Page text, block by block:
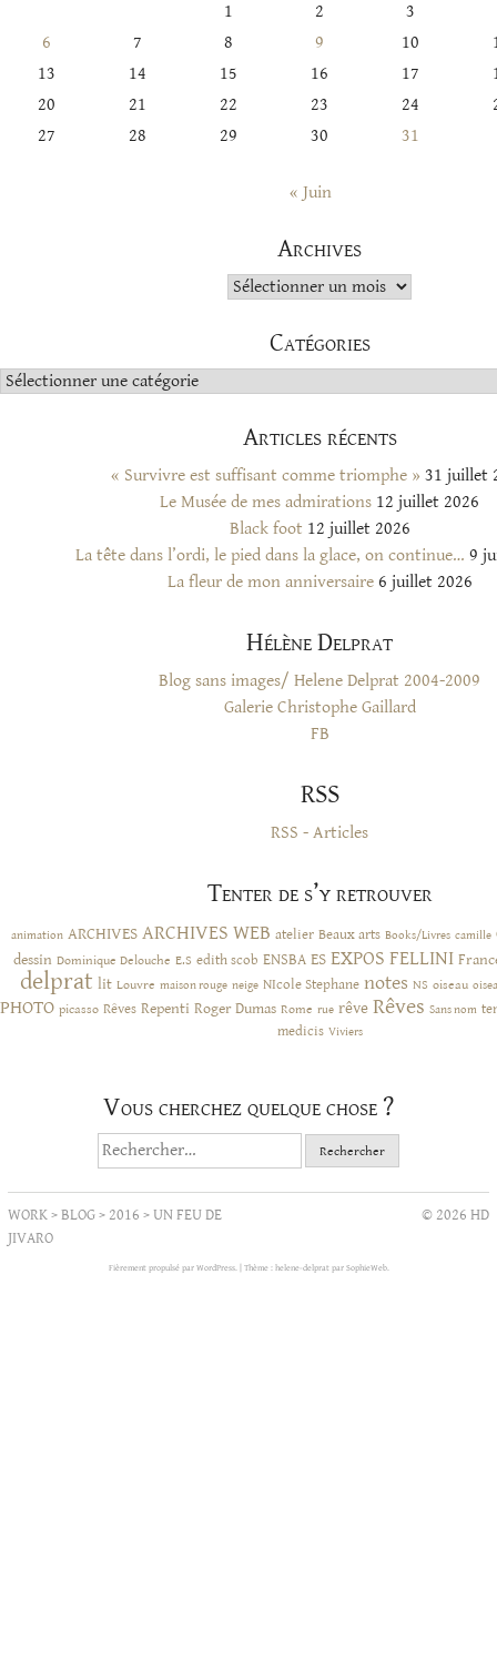
1 2
3
6
7 8 9 10
13
14 15 16 17
20
21 22 23 24
27
28 29 30 31
« Juin
Archives
Archives
Catégories
Catégories
Articles récents
« Survivre est suffisant comme triomphe » 31 juillet
Le Musée de mes admirations 12 juillet 2026
Black foot 12 juillet 2026
La tête dans l’ordi, le pied dans la glace, on continue… 9
La fleur de mon anniversaire 6 juillet 2026
Hélène Delprat
Blog sans images/ Helene Delprat 2004-2009
Galerie Christophe Gaillard
FB
RSS
RSS - Articles
Tenter de s’y retrouver
animation ARCHIVES ARCHIVES WEB atelier Beaux arts Books/Livres camille
dessin Dominique Delouche E.S edith scob ENSBA ES EXPOS FELLINI
delprat lit Louvre maison rouge neige NIcole Stephane notes NS oiseau
PHOTO picasso Rêves Repenti Roger Dumas Rome rue rêve Rêves Sans nom
medicis Viviers
Vous cherchez quelque chose ?
Rechercher :
WORK>BLOG> 2016 >UN FEU DE
JIVARO
© 2026 HD
Fièrement propulsé par WordPress. Thème : helene-delprat par SophieWeb.